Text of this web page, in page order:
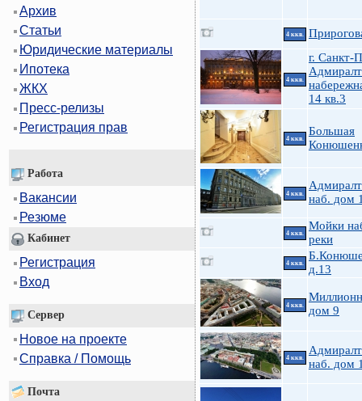
Архив
Статьи
Юридические материалы
Ипотека
ЖКХ
Пресс-релизы
Регистрация прав
Работа
Вакансии
Резюме
Кабинет
Регистрация
Вход
Сервер
Новое на проекте
Справка / Помощь
Почта
4 ккв.
4 ккв.
г. Санкт-
14 кв.3
4 ккв.
Большая
4 ккв.
наб. дом
4 ккв.
Мойки
реки
4 ккв.
д.13
4 ккв.
дом 9
4 ккв.
наб. дом